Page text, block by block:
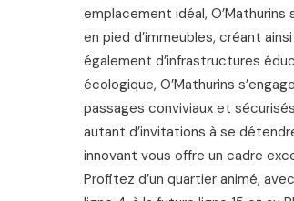
emplacement idéal,
en pied d’immeubles, créant
également d’infrastructures
écologique, O’Mathurins
passages conviviaux et
autant d’invitations à se
innovant vous offre un cadre
Profitez d’un quartier animé,